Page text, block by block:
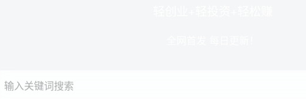
输入关键词搜索